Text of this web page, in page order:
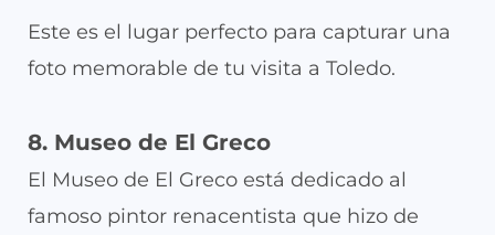
Este es el lugar perfecto para capturar una
foto memorable de tu visita a Toledo.
8. Museo de El Greco
El Museo de El Greco está dedicado al
famoso pintor renacentista que hizo de